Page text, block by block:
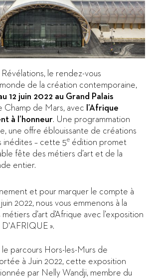
le rendez-vous
de la création contemporaine,
12 juin 2022 au Grand Palais
Champ de Mars, avec l’Afrique
à l’honneur. Une programmation
une offre éblouissante de créations
inédites – cette 5e édition promet
fête des métiers d’art et de la
entier.
et pour marquer le compte à
juin 2022, nous vous emmenons à la
d’art d’Afrique avec l’exposition
».
le parcours Hors-les-Murs de
à Juin 2022, cette exposition
par Nelly Wandji, membre du